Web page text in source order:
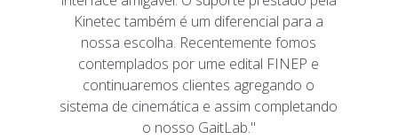
Kinetec também é um diferencial para a
nossa escolha. Recentemente fomos
contemplados por ume edital FINEP e
continuaremos clientes agregando o
sistema de cinemática e assim completando
o nosso GaitLab."